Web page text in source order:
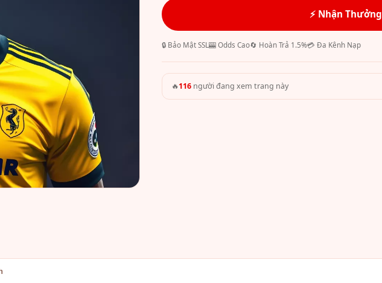
⚡ Nhận Thưởng
🔒 Bảo Mật SSL🎰 Odds Cao🔄 Hoàn Trả 1.5%💳 Đa Kênh Nạp
🔥116 người đang xem trang này